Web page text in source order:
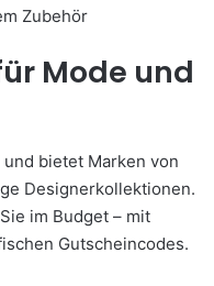
Zubehör
Mode und
bietet Marken von
Designerkollektionen.
im Budget – mit
Gutscheincodes.